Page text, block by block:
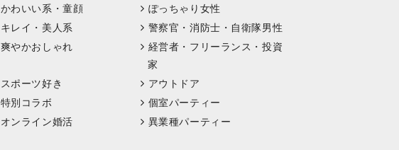
かわいい系・童顔
ぽっちゃり女性
キレイ・美人系
警察官・消防士・自衛隊男性
爽やかおしゃれ
経営者・フリーランス・投資
家
スポーツ好き
アウトドア
特別コラボ
個室パーティー
オンライン婚活
異業種パーティー